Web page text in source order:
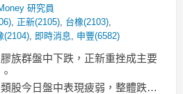
研究員
, 正新(2105), 台橡(2103),
(2104), 即時消息, 申豐(6582)
族群盤中下跌，正新重挫成主要
股今日盤中表現疲弱，整體跌幅